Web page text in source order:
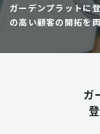
ガーデンプラットに
の高い顧客の開拓を
ガ